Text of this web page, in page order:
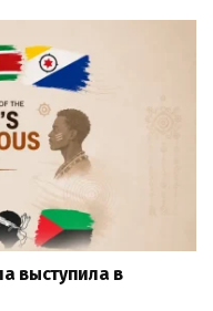
выступила в